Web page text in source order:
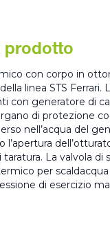
prodotto
con corpo in
linea STS Ferrari.
con generatore di
di protezione
nell’acqua del
l’apertura
La valvola di
per
di esercizio